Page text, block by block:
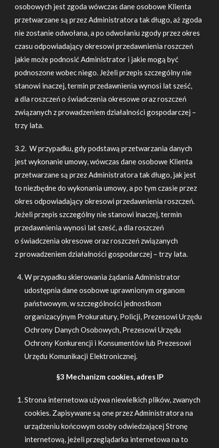
osobowych jest zgoda wówczas dane osobowe Klienta
przetwarzane są przez Administratora tak długo, aż zgoda
nie zostanie odwołana, a po odwołaniu zgody przez okres
czasu odpowiadający okresowi przedawnienia roszczeń
jakie może podnosić Administrator i jakie mogą być
podnoszone wobec niego. Jeżeli przepis szczególny nie
stanowi inaczej, termin przedawnienia wynosi lat sześć,
a dla roszczeń o świadczenia okresowe oraz roszczeń
związanych z prowadzeniem działalności gospodarczej –
trzy lata.
3.2. W przypadku, gdy podstawą przetwarzania danych
jest wykonanie umowy, wówczas dane osobowe Klienta
przetwarzane są przez Administratora tak długo, jak jest
to niezbędne do wykonania umowy, a po tym czasie przez
okres odpowiadający okresowi przedawnienia roszczeń.
Jeżeli przepis szczególny nie stanowi inaczej, termin
przedawnienia wynosi lat sześć, a dla roszczeń
o świadczenia okresowe oraz roszczeń związanych
z prowadzeniem działalności gospodarczej – trzy lata.
W przypadku skierowania żądania Administrator
udostępnia dane osobowe uprawnionym organom
państwowym, w szczególności jednostkom
organizacyjnym Prokuratury, Policji, Prezesowi Urzędu
Ochrony Danych Osobowych, Prezesowi Urzędu
Ochrony Konkurencji i Konsumentów lub Prezesowi
Urzędu Komunikacji Elektronicznej.
§3 Mechanizm cookies, adres IP
Strona internetowa używa niewielkich plików, zwanych
cookies. Zapisywane są one przez Administratora na
urządzeniu końcowym osoby odwiedzającej Stronę
internetową, jeżeli przeglądarka internetowa na to